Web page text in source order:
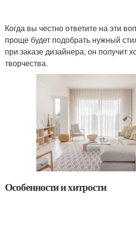
Когда вы честно ответите на эти
проще будет подобрать нужный
при заказе дизайнера, он получит
творчества.
Особенности и хитрости